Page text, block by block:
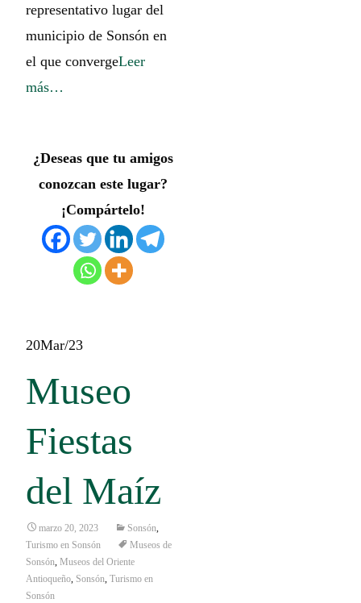
representativo lugar del
municipio de Sonsón en
el que convergeLeer
más…
¿Deseas que tu amigos
conozcan este lugar?
¡Compártelo!
20Mar/23
Museo
Fiestas
del Maíz
marzo 20, 2023 Sonsón
Turismo en Sonsón
Museos de
Sonsón Museos del Oriente
Antioqueño Sonsón Turismo en
Sonsón